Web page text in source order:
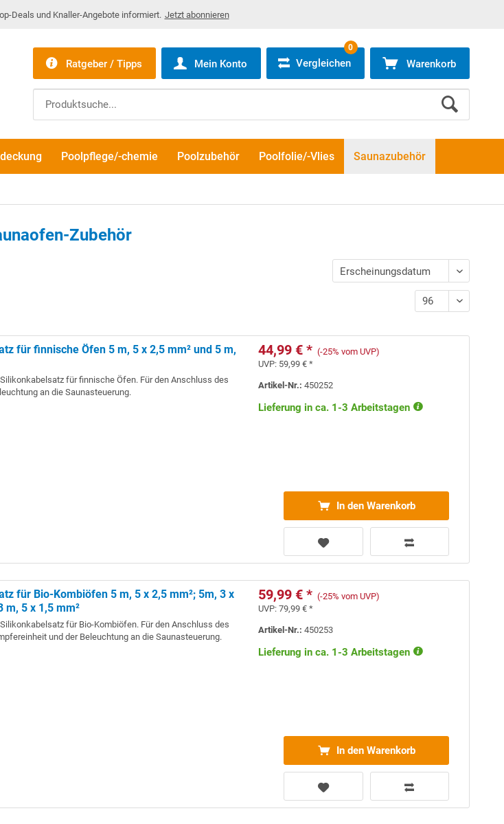
Deals und Knaller-Angebote informiert. Jetzt abonnieren
Ratgeber / Tipps Mein Konto Vergleichen
0
Warenkorb
Poolpflege/-chemie Poolzubehör Poolfolie/-Vlies Saunazubehör
Zubehör
für finnische Öfen 5 m, 5 x 2,5 mm² und 5 m,
für finnische Öfen. Für den Anschluss des
an die Saunasteuerung.
44,99 € * (-25% vom UVP)
UVP: 59,99 € *
Artikel-Nr.:450252
Lieferung in ca. 1-3 Arbeitstagen
In den Warenkorb
für Bio-Kombiöfen 5 m, 5 x 2,5 mm²; 5m, 3 x
m, 5 x 1,5 mm²
für Bio-Kombiöfen. Für den Anschluss des
und der Beleuchtung an die Saunasteuerung.
59,99 € * (-25% vom UVP)
UVP:79,99 € *
Artikel-Nr.:450253
Lieferung in ca. 1-3 Arbeitstagen
In den Warenkorb